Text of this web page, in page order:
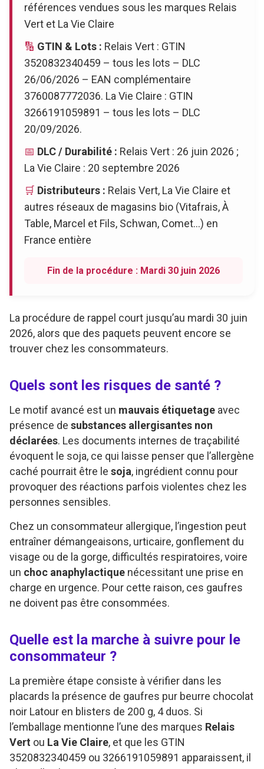
références vendues sous les marques Relais
Vert et La Vie Claire
🔢 GTIN & Lots : Relais Vert : GTIN
3520832340459 – tous les lots – DLC
26/06/2026 – EAN complémentaire
3760087772036. La Vie Claire : GTIN
3266191059891 – tous les lots – DLC
20/09/2026.
📅 DLC / Durabilité : Relais Vert : 26 juin 2026 ;
La Vie Claire : 20 septembre 2026
🛒 Distributeurs : Relais Vert, La Vie Claire et
autres réseaux de magasins bio (Vitafrais, À
Table, Marcel et Fils, Schwan, Comet…) en
France entière
Fin de la procédure : Mardi 30 juin 2026
La procédure de rappel court jusqu’au mardi 30 juin
2026, alors que des paquets peuvent encore se
trouver chez les consommateurs.
Quels sont les risques de santé ?
Le motif avancé est un mauvais étiquetage avec
présence de substances allergisantes non
déclarées. Les documents internes de traçabilité
évoquent le soja, ce qui laisse penser que l’allergène
caché pourrait être le soja, ingrédient connu pour
provoquer des réactions parfois violentes chez les
personnes sensibles.
Chez un consommateur allergique, l’ingestion peut
entraîner démangeaisons, urticaire, gonflement du
visage ou de la gorge, difficultés respiratoires, voire
un choc anaphylactique nécessitant une prise en
charge en urgence. Pour cette raison, ces gaufres
ne doivent pas être consommées.
Quelle est la marche à suivre pour le
consommateur ?
La première étape consiste à vérifier dans les
placards la présence de gaufres pur beurre chocolat
noir Latour en blisters de 200 g, 4 duos. Si
l’emballage mentionne l’une des marques Relais
Vert ou La Vie Claire, et que les GTIN
3520832340459 ou 3266191059891 apparaissent, il